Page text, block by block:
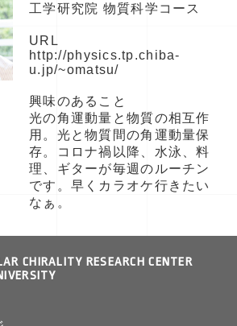
工学研究院 物質科学コース
URL
http://physics.tp.chiba-
u.jp/~omatsu/
興味のあること
光の角運動量と物質の相互作
用。光と物質間の角運動量保
存。コロナ禍以降、水泳、料
理、ギターが毎週のルーチン
です。早くカラオケ行きたい
なぁ。
CHIRALITY RESEARCH CENTER